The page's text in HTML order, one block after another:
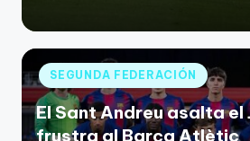
SEGUNDA FEDERACIÓN
El Sant Andreu asalta el
frustra al Barça Atlètic